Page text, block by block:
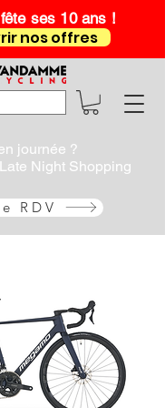
ses 10 ans !
nos offres
journée ?
Night Shopping
RDV